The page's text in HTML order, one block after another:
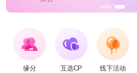
缘分 互选CP 线下活动